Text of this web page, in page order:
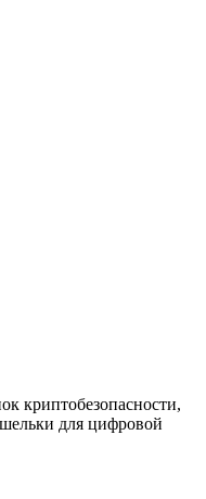
криптобезопасности,
для цифровой